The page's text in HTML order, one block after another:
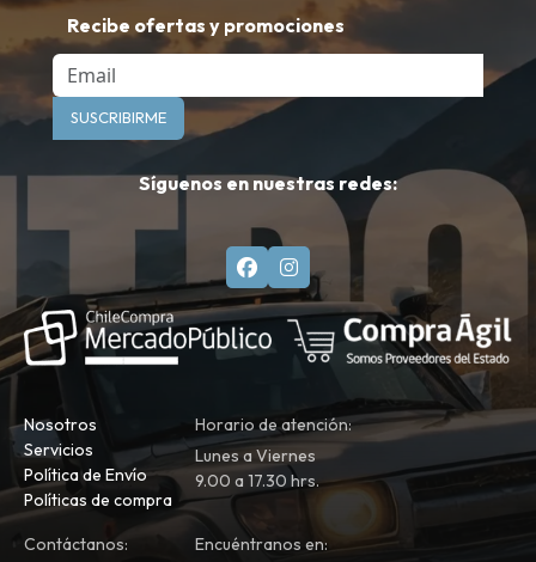
Recibe ofertas y promociones
Email
SUSCRIBIRME
Síguenos en nuestras redes:
Nosotros
Servicios
Política de Envío
Políticas de compra
Horario de atención:
Lunes a Viernes
9.00 a 17.30 hrs.
Contáctanos:
Encuéntranos en: